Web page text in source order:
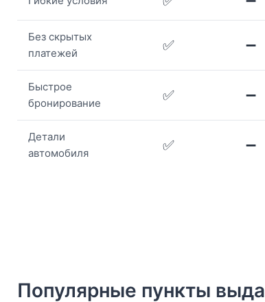
Без скрытых
платежей
✅ ➖
Быстрое
бронирование
✅ ➖
Детали
автомобиля
✅ ➖
Популярные пункты